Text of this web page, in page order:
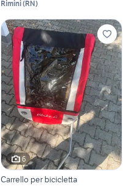
Rimini(RN)
6
Carrello per bicicletta